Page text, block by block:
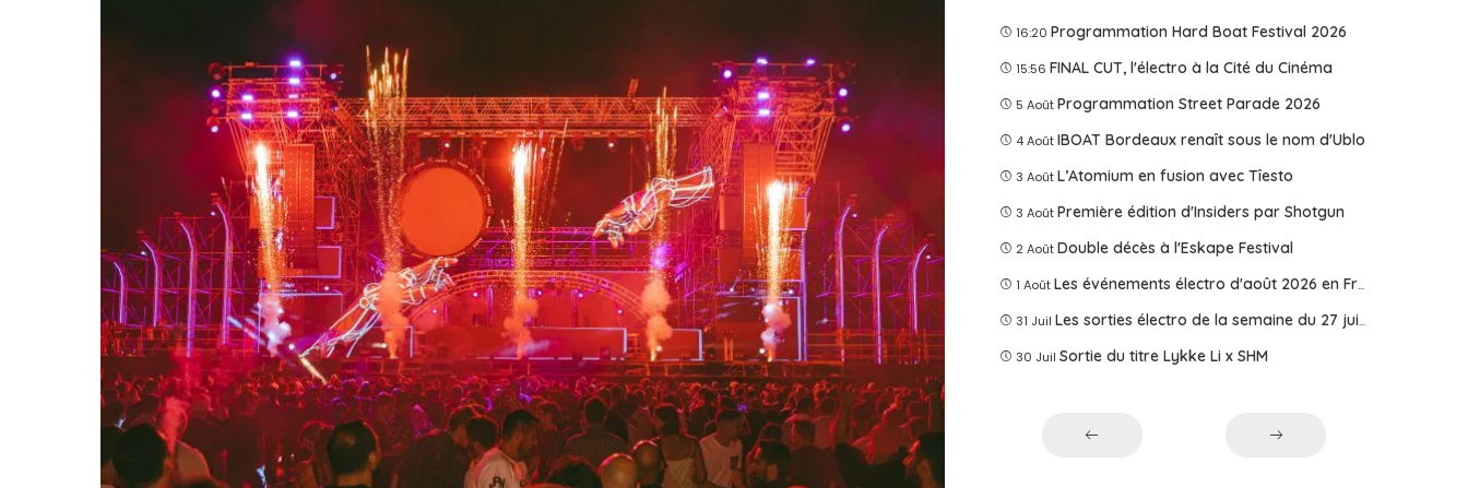
16:20 Programmation Hard Boat Festival 2026
15:56 FINAL CUT, l'électro à la Cité du Cinéma
5 Août Programmation Street Parade 2026
4 Août IBOAT Bordeaux renaît sous le nom d'Ublo
3 Août L’Atomium en fusion avec Tîesto
3 Août Première édition d'Insiders par Shotgun
2 Août Double décès à l'Eskape Festival
1 Août Les événements électro d'août 2026 en France
31 Juil Les sorties électro de la semaine du 27 juillet 2026
30 Juil Sortie du titre Lykke Li x SHM